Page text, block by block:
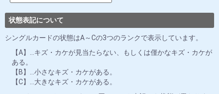
状態表記について
シングルカードの状態はA～Cの3つのランクで表示しています。
【A】…キズ・カケが見当たらない、もしくは僅かなキズ・カケが
ある。
【B】…小さなキズ・カケがある。
【C】…大きなキズ・カケがある。